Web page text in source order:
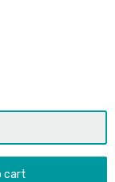
cart